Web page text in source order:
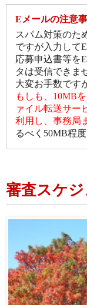
Eメールの注意
スパム対策のた
ですが入力して
応募申込書等を
タは受信できま
大変お手数です
もしも、10MB
ァイル転送サー
利用し、事務局
るべく50MB程
審査スケ